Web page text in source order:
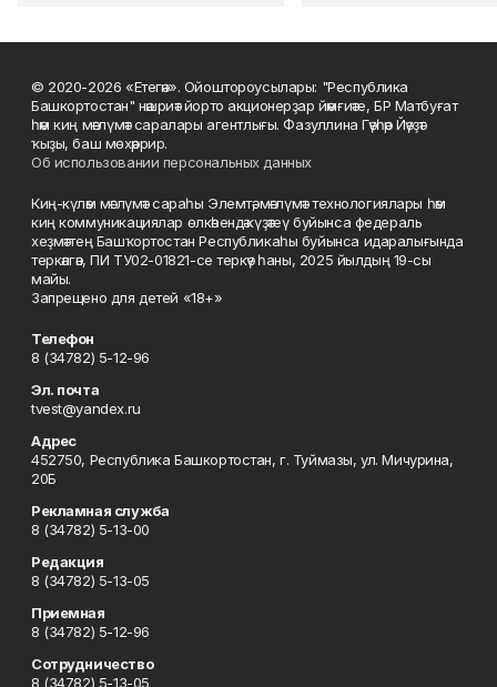
© 2020-2026 «Етегән». Ойоштороусылары: "Республика
Башкортостан" нәшриәт йорто акционерҙар йәмғиәте, БР Матбуғат
һәм киң мәғлүмәт саралары агентлығы. Фазуллина Гәүһәр Йәүҙәт
ҡыҙы, баш мөхәррир.
Об использовании персональных данных
Киң-күләм мәғлүмәт сараһы Элемтә, мәғлүмәт технологиялары һәм
киң коммуникациялар өлкәһендә күҙәтеү буйынса федераль
хеҙмәттең Башҡортостан Республикаһы буйынса идаралығында
теркәлгән, ПИ ТУ02-01821-се теркәү һаны, 2025 йылдың 19-сы
майы.
Запрещено для детей «18+»
Телефон
8 (34782) 5-12-96
Эл. почта
tvest@yandex.ru
Адрес
452750, Республика Башкортостан, г. Туймазы, ул. Мичурина,
20Б
Рекламная служба
8 (34782) 5-13-00
Редакция
8 (34782) 5-13-05
Приемная
8 (34782) 5-12-96
Сотрудничество
8 (34782) 5-13-05